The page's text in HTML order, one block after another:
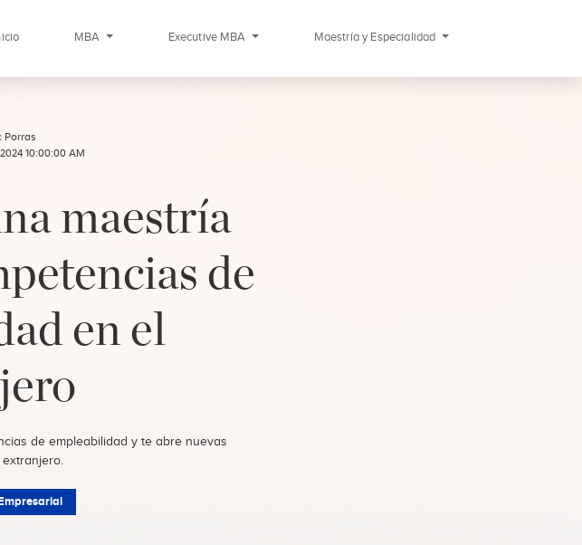
MBA Executive MBA Maestría y Especialidad
Porras
10:00:00 AM
maestría
de
en el
de empleabilidad y te abre nuevas